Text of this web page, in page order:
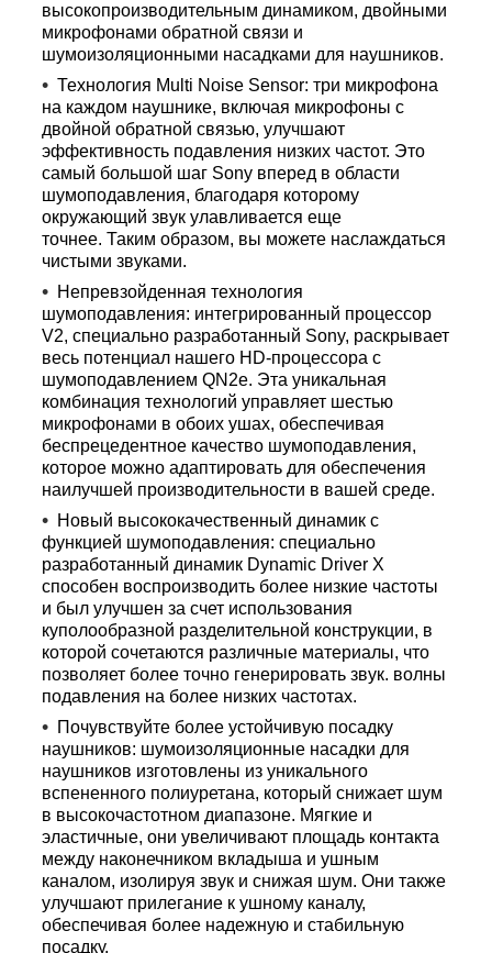
высокопроизводительным динамиком, двойными
микрофонами обратной связи и
шумоизоляционными насадками для наушников.
Технология Multi Noise Sensor: три микрофона
на каждом наушнике, включая микрофоны с
двойной обратной связью, улучшают
эффективность подавления низких частот. Это
самый большой шаг Sony вперед в области
шумоподавления, благодаря которому
окружающий звук улавливается еще
точнее. Таким образом, вы можете наслаждаться
чистыми звуками.
Непревзойденная технология
шумоподавления: интегрированный процессор
V2, специально разработанный Sony, раскрывает
весь потенциал нашего HD-процессора с
шумоподавлением QN2e. Эта уникальная
комбинация технологий управляет шестью
микрофонами в обоих ушах, обеспечивая
беспрецедентное качество шумоподавления,
которое можно адаптировать для обеспечения
наилучшей производительности в вашей среде.
Новый высококачественный динамик с
функцией шумоподавления: специально
разработанный динамик Dynamic Driver X
способен воспроизводить более низкие частоты
и был улучшен за счет использования
куполообразной разделительной конструкции, в
которой сочетаются различные материалы, что
позволяет более точно генерировать звук. волны
подавления на более низких частотах.
Почувствуйте более устойчивую посадку
наушников: шумоизоляционные насадки для
наушников изготовлены из уникального
вспененного полиуретана, который снижает шум
в высокочастотном диапазоне. Мягкие и
эластичные, они увеличивают площадь контакта
между наконечником вкладыша и ушным
каналом, изолируя звук и снижая шум. Они также
улучшают прилегание к ушному каналу,
обеспечивая более надежную и стабильную
посадку.